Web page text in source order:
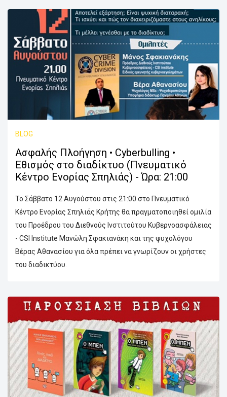
BLOG
Ασφαλής Πλοήγηση • Cyberbulling •
Εθισμός στο διαδίκτυο (Πνευματικό
Κέντρο Ενορίας Σπηλιάς) - Ώρα: 21:00
Το Σάββατο 12 Αυγούστου στις 21:00 στο Πνευματικό
Κέντρο Ενορίας Σπηλιάς Κρήτης θα πραγματοποιηθεί ομιλία
του Προέδρου του Διεθνούς Ινστιτούτου Κυβερνοασφάλειας
- CSI Institute Μανώλη Σφακιανάκη και της ψυχολόγου
Βέρας Αθανασίου για όλα πρέπει να γνωρίζουν οι χρήστες
του διαδικτύου.